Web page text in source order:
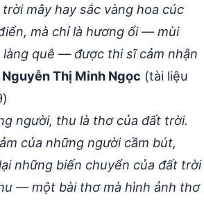
mây hay sắc vàng hoa cúc
mà chỉ là hương ổi — mùi
làng quê — được thi sĩ cảm nhận
Nguyễn Thị Minh Ngọc (tài liệu
người, thu là thơ của đất trời.
của những người cầm bút,
những biến chuyển của đất trời
— một bài thơ mà hình ảnh thơ